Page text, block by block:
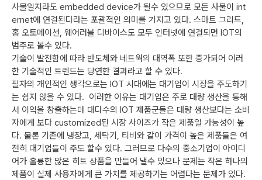
사물일지라도 embedded device가 될수 있으므로 모든 사물이 int
ernet에 연결된다라는 포괄적인 의미를 가지고 있다. 스마트 그리드,
홈 오토메이션, 웨어러블 디바이스도 모두 인터넷에 연결되면 IOT의
범주로 볼수 있다.
기술이 발전함에 따라 반도체와 네트웍의 대역폭 또한 증가되어 이러
한 기술적인 트렌드는 당연한 결과라고 할 수 있다.
필자의 개인적인 생각으로는 IOT 시대에는 대기업이 시장을 주도하기
는 쉽지 않을 수 있다. 이러한 이유는 대기업은 주로 대량 생산을 통해
서 이익을 창출하는데 대다수의 IOT 제품군들은 대량 생산보다는 소비
자에게 보다 customized된 시장 사이즈가 작은 제품일 가능성이 높
다. 물론 기존에 냉장고, 세탁기, 티비와 같이 가격이 높은 제품들은 여
전히 대기업들이 주도 할수 있다. 그러므로 다수의 중소기업이 아이디
어가 훌륭한 많은 히트 상품을 만들어 낼수 있으나 문제는 작은 하나의
제품이 실제 사용자에게 큰 가치를 제공하기는 어렵다는 문제가 있다.